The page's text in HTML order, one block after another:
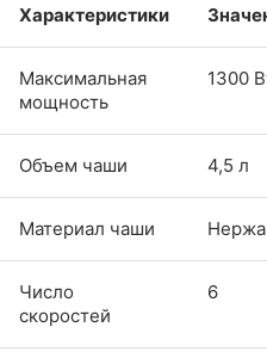
Характеристики
Максимальная
мощность
1300
Объем чаши 4,5 л
Материал чаши
Число
скоростей
6